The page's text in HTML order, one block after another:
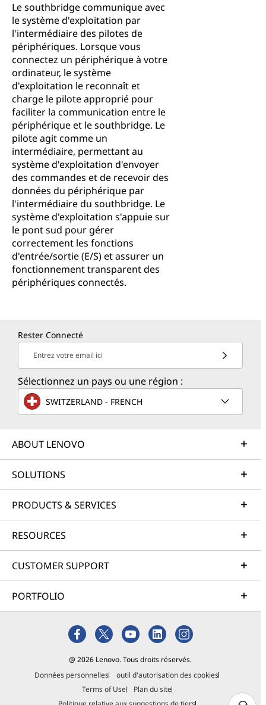
Le southbridge communique avec
le système d'exploitation par
l'intermédiaire des pilotes de
périphériques. Lorsque vous
connectez un périphérique à votre
ordinateur, le système
d'exploitation le reconnaît et
charge le pilote approprié pour
faciliter la communication entre le
périphérique et le southbridge. Le
pilote agit comme un
intermédiaire, permettant au
système d'exploitation d'envoyer
des commandes et de recevoir des
données du périphérique par
l'intermédiaire du southbridge. Le
système d'exploitation s'appuie sur
le pont sud pour gérer
correctement les fonctions
d'entrée/sortie (E/S) et assurer un
fonctionnement transparent des
périphériques connectés.
Rester Connecté
Entrez votre email ici
Sélectionnez un pays ou une région :
SWITZERLAND - FRENCH
ABOUT LENOVO
SOLUTIONS
PRODUCTS & SERVICES
RESOURCES
CUSTOMER SUPPORT
PORTFOLIO
@ 2026 Lenovo. Tous droits réservés.
Données personnelles
outil d'autorisation des cookies
Terms of Use
Plan du site